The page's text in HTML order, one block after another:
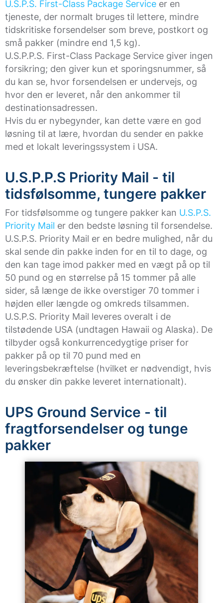
U.S.P.S. First-Class Package Service er en
tjeneste, der normalt bruges til lettere, mindre
tidskritiske forsendelser som breve, postkort og
små pakker (mindre end 1,5 kg).
U.S.P.P.S. First-Class Package Service giver ingen
forsikring; den giver kun et sporingsnummer, så
du kan se, hvor forsendelsen er undervejs, og
hvor den er leveret, når den ankommer til
destinationsadressen.
Hvis du er nybegynder, kan dette være en god
løsning til at lære, hvordan du sender en pakke
med et lokalt leveringssystem i USA.
U.S.P.P.S Priority Mail - til
tidsfølsomme, tungere pakker
For tidsfølsomme og tungere pakker kan U.S.P.S.
Priority Mail er den bedste løsning til forsendelse.
U.S.P.S. Priority Mail er en bedre mulighed, når du
skal sende din pakke inden for en til to dage, og
den kan tage imod pakker med en vægt på op til
50 pund og en størrelse på 15 tommer på alle
sider, så længe de ikke overstiger 70 tommer i
højden eller længde og omkreds tilsammen.
U.S.P.S. Priority Mail leveres overalt i de
tilstødende USA (undtagen Hawaii og Alaska). De
tilbyder også konkurrencedygtige priser for
pakker på op til 70 pund med en
leveringsbekræftelse (hvilket er nødvendigt, hvis
du ønsker din pakke leveret internationalt).
UPS Ground Service - til
fragtforsendelser og tunge
pakker